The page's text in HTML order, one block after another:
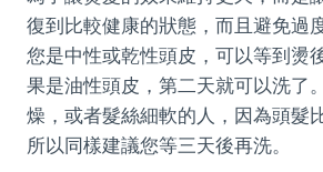
復到比較健康的狀態，而且避免過
您是中性或乾性頭皮，可以等到燙
果是油性頭皮，第二天就可以洗了
燥，或者髮絲細軟的人，因為頭髮
所以同樣建議您等三天後再洗。